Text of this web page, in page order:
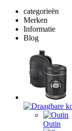
categorieën
Merken
Informatie
Blog
Outin